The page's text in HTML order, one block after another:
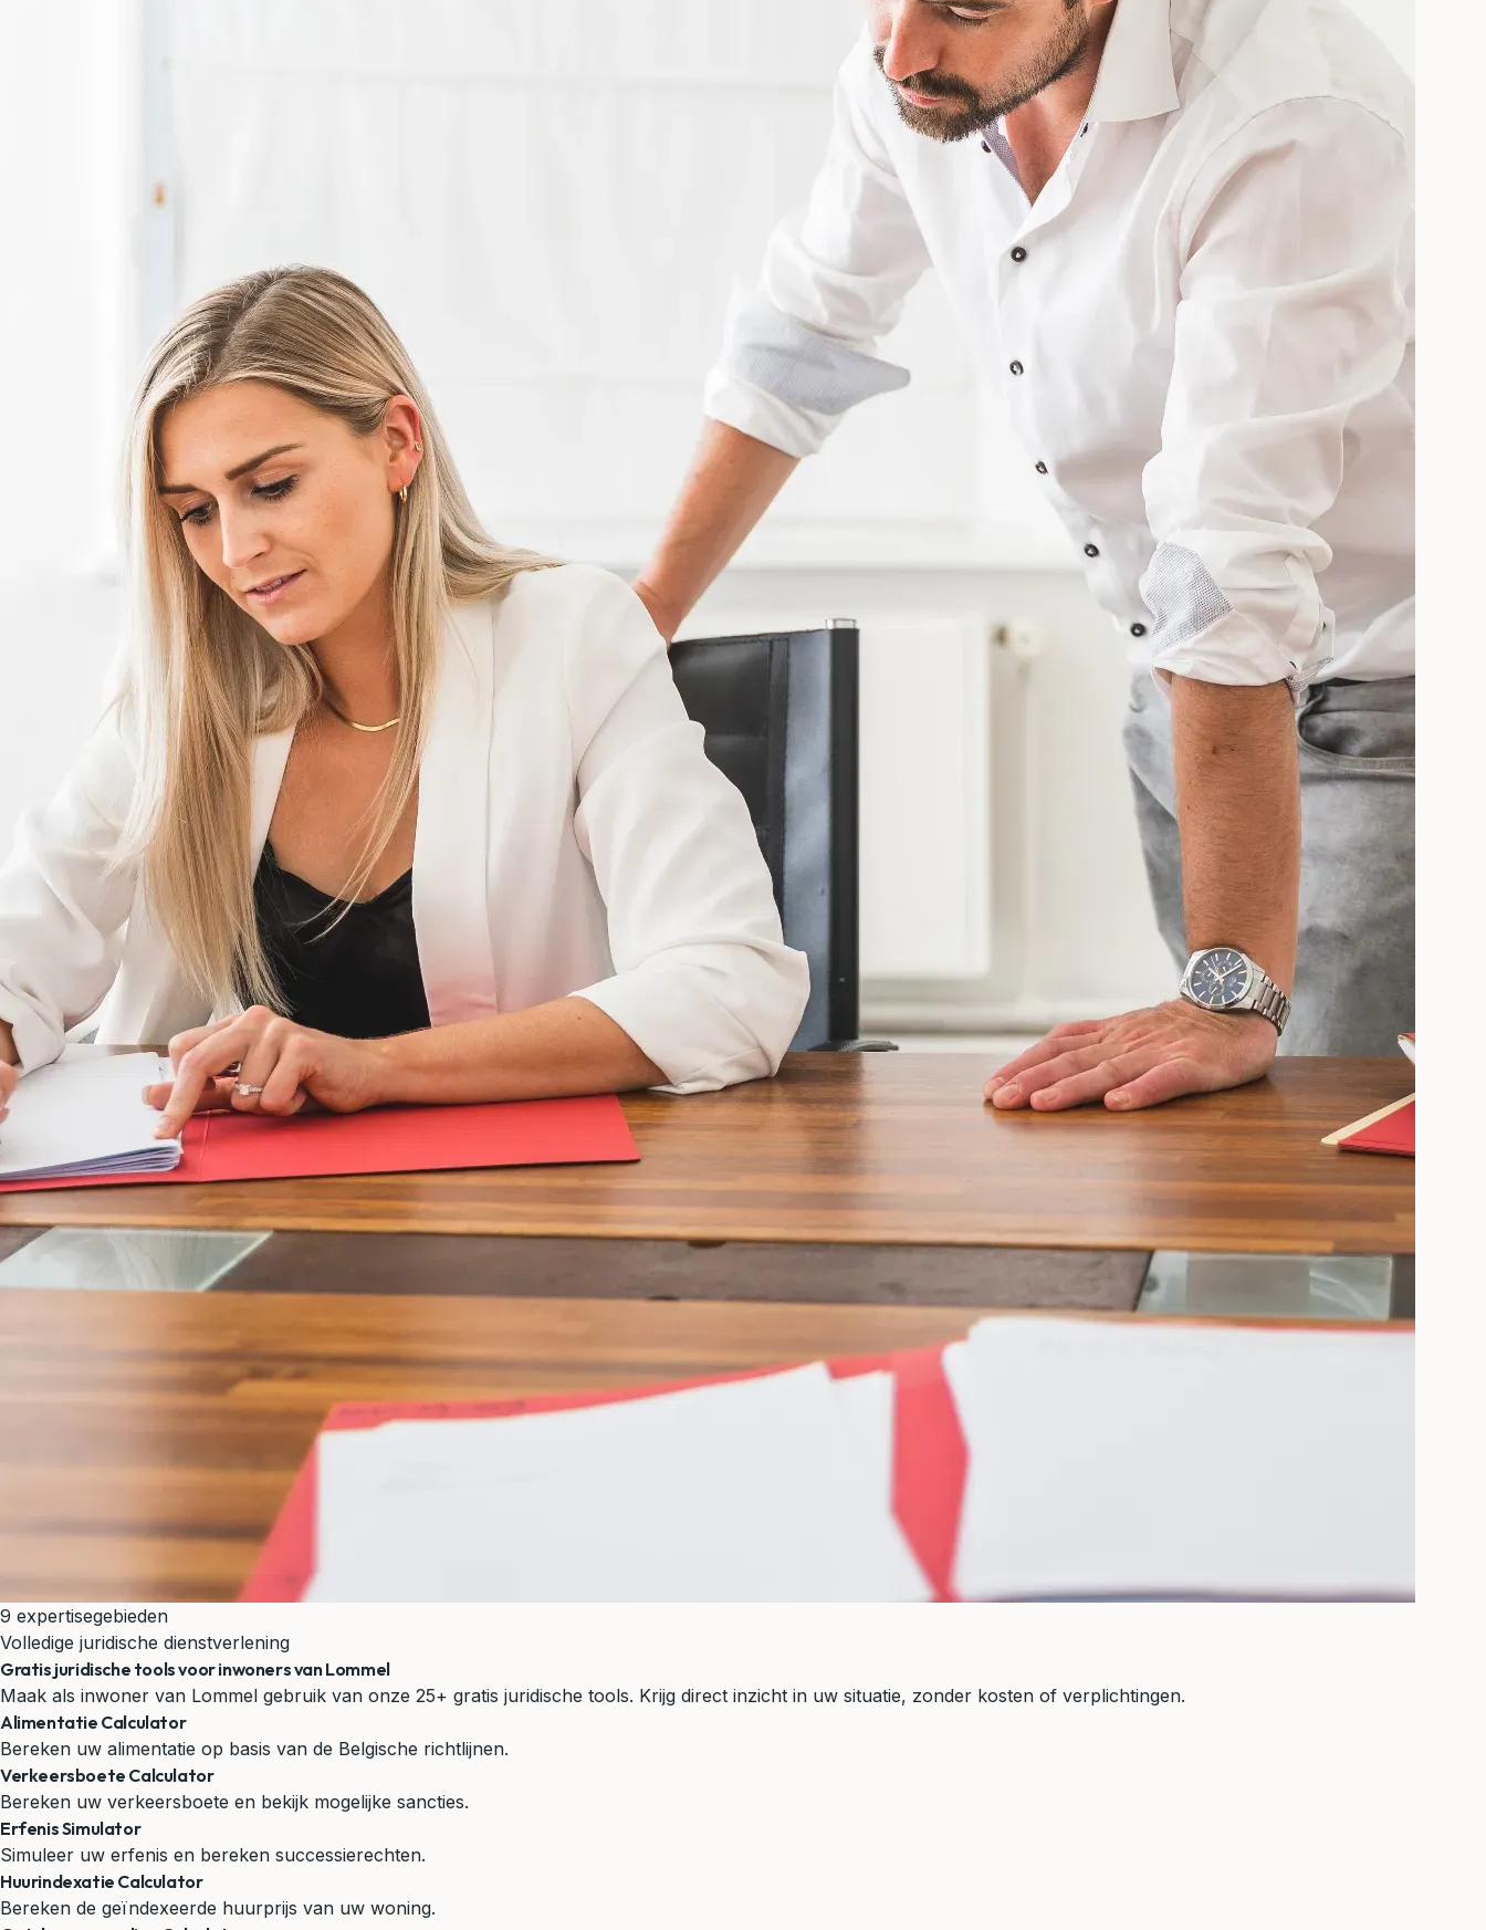
9 expertisegebieden
Volledige juridische dienstverlening
Gratis juridische tools voor inwoners van Lommel
Maak als inwoner van Lommel gebruik van onze 25+ gratis juridische tools. Krijg direct inzicht in uw situatie, zonder kosten of verplichtingen.
Alimentatie Calculator
Bereken uw alimentatie op basis van de Belgische richtlijnen.
Verkeersboete Calculator
Bereken uw verkeersboete en bekijk mogelijke sancties.
Erfenis Simulator
Simuleer uw erfenis en bereken successierechten.
Huurindexatie Calculator
Bereken de geïndexeerde huurprijs van uw woning.